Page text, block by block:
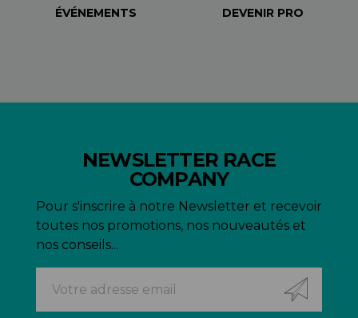
ÉVÉNEMENTS DEVENIR PRO
NEWSLETTER RACE
COMPANY
Pour s'inscrire à notre Newsletter et recevoir
toutes nos promotions, nos nouveautés et
nos conseils...